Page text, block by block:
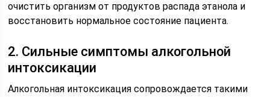
очистить организм от продуктов распада этанола и
восстановить нормальное состояние пациента.
2. Сильные симптомы алкогольной
интоксикации
Алкогольная интоксикация сопровождается такими